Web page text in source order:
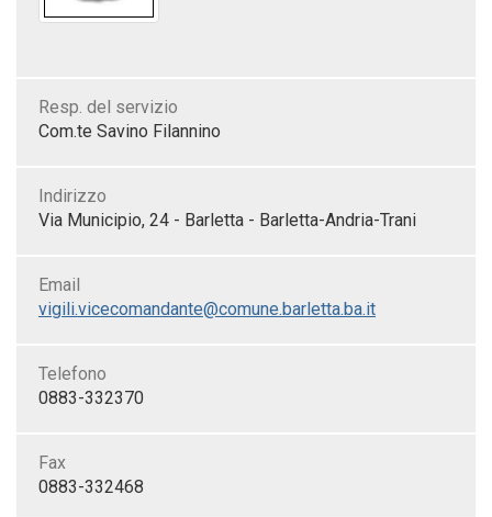
Resp. del servizio
Com.te Savino Filannino
Indirizzo
Via Municipio, 24 - Barletta - Barletta-Andria-Trani
Email
vigili.vicecomandante@comune.barletta.ba.it
Telefono
0883-332370
Fax
0883-332468